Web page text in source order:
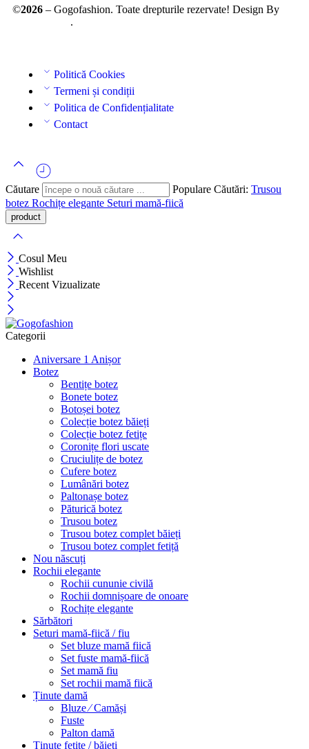
©2026 – Gogofashion. Toate drepturile rezervate! Design By
.
Politică Cookies
Termeni și condiții
Politica de Confidențialitate
Contact
Căutare Populare Căutări: Trusou
botez Rochițe elegante Seturi mamă-fiică
Cosul Meu
Wishlist
Recent Vizualizate
Categorii
Aniversare 1 Anișor
Botez
Bentițe botez
Bonete botez
Botoșei botez
Colecție botez băieți
Colecție botez fetițe
Coronițe flori uscate
Cruciulițe de botez
Cufere botez
Lumânări botez
Paltonașe botez
Păturică botez
Trusou botez
Trusou botez complet băieți
Trusou botez complet fetiță
Nou născuți
Rochii elegante
Rochii cununie civilă
Rochii domnișoare de onoare
Rochițe elegante
Sărbători
Seturi mamă-fiică / fiu
Set bluze mamă fiică
Set fuste mamă-fiică
Set mamă fiu
Set rochii mamă fiică
Ținute damă
Bluze ⁄ Camăși
Fuste
Palton damă
Ținute fetițe / băieți